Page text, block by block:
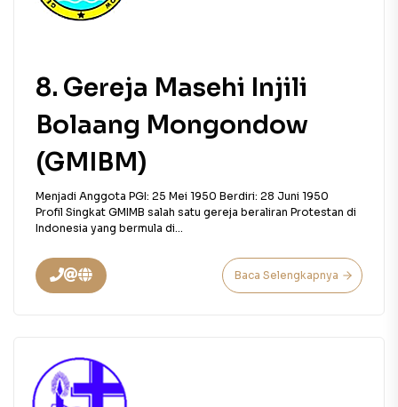
8. Gereja Masehi Injili
Bolaang Mongondow
(GMIBM)
Menjadi Anggota PGI: 25 Mei 1950 Berdiri: 28 Juni 1950
Profil Singkat GMIMB salah satu gereja beraliran Protestan di
Indonesia yang bermula di...
Baca Selengkapnya